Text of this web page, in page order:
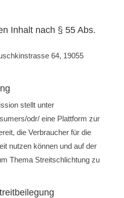
Inhalt nach § 55 Abs.
64, 19055
stellt unter
odr/ eine Plattform zur
die Verbraucher für die
nutzen können und auf der
Thema Streitschlichtung zu